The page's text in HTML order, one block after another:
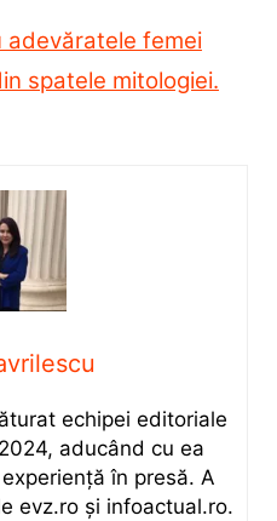
adevăratele femei
spatele mitologiei.
echipei editoriale
aducând cu ea
în presă. A
evz.ro și infoactual.ro.